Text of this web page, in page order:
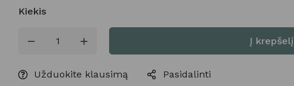
Kiekis
Į krepšelį
Užduokite klausimą Pasidalinti